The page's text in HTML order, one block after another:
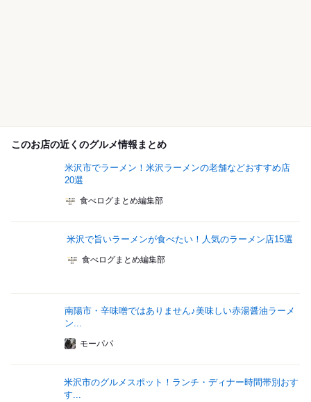
このお店の近くのグルメ情報まとめ
米沢市でラーメン！米沢ラーメンの老舗などおすすめ店
20選
食べログまとめ編集部
米沢で旨いラーメンが食べたい！人気のラーメン店15選
食べログまとめ編集部
南陽市・辛味噌ではありません♪美味しい赤湯醤油ラーメ
ン...
モーパパ
米沢市のグルメスポット！ランチ・ディナー時間帯別おす
す...